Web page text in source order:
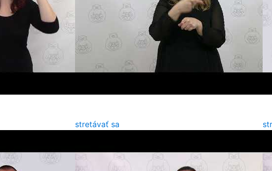
stretávať sa